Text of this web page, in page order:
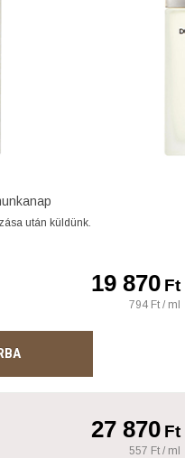
után küldünk.
19 870Ft
794 Ft / ml
27 870Ft
557 Ft / ml